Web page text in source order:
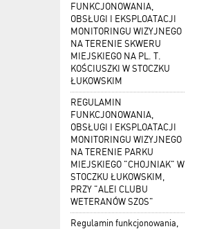
FUNKCJONOWANIA,
OBSŁUGI I EKSPLOATACJI
MONITORINGU WIZYJNEGO
NA TERENIE SKWERU
MIEJSKIEGO NA PL. T.
KOŚCIUSZKI W STOCZKU
ŁUKOWSKIM
REGULAMIN
FUNKCJONOWANIA,
OBSŁUGI I EKSPLOATACJI
MONITORINGU WIZYJNEGO
NA TERENIE PARKU
MIEJSKIEGO "CHOJNIAK" W
STOCZKU ŁUKOWSKIM,
PRZY "ALEI CLUBU
WETERANÓW SZOS"
Regulamin funkcjonowania,